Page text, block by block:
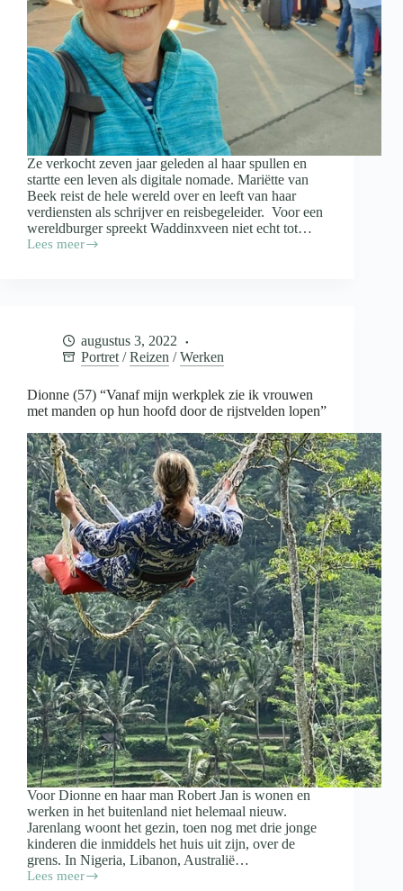
Ze verkocht zeven jaar geleden al haar spullen en
startte een leven als digitale nomade. Mariëtte van
Beek reist de hele wereld over en leeft van haar
verdiensten als schrijver en reisbegeleider. Voor een
wereldburger spreekt Waddinxveen niet echt tot…
Lees meer
Digitale
‘Niemand
plannen’
augustus 3, 2022
Portret /Reizen /Werken
Dionne (57) “Vanaf mijn werkplek zie ik vrouwen
met manden op hun hoofd door de rijstvelden lopen”
Voor Dionne en haar man Robert Jan is wonen en
werken in het buitenland niet helemaal nieuw.
Jarenlang woont het gezin, toen nog met drie jonge
kinderen die inmiddels het huis uit zijn, over de
grens. In Nigeria, Libanon, Australië…
Lees meer
Dionne